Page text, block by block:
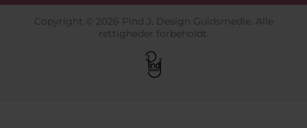
Copyright © 2026 Pind J. Design Guldsmedie. Alle
rettigheder forbeholdt.